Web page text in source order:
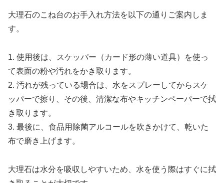
大理石のこね台のお手入れ方法を以下の通りご案内しま
す。
1. 使用後は、スケッパー（カード形の薄い道具）を使っ
て表面の粉や汚れをかき取ります。
2. 汚れが残っている場合は、水をスプレーしてからスケ
ッパーで擦り、その後、清潔な布やキッチンペーパーで拭
き取ります。
3. 最後に、食品用除菌アルコールを吹きかけて、乾いた
布で磨き上げます。
大理石は水分を吸収しやすいため、水を使う際はすぐに拭